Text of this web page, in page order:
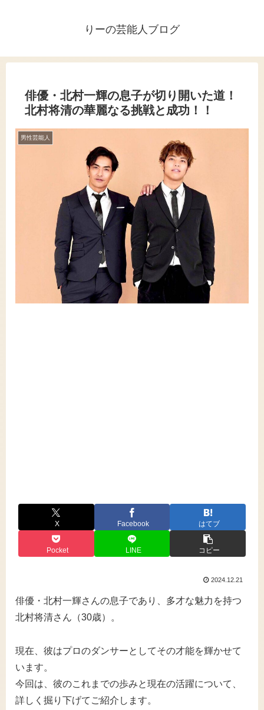
りーの芸能人ブログ
俳優・北村一輝の息子が切り開いた道！
北村将清の華麗なる挑戦と成功！！
男性芸能人
X Facebook はてブ
Pocket LINE コピー
2024.12.21
俳優・北村一輝さんの息子であり、多才な魅力を持つ
北村将清さん（30歳）。
現在、彼はプロのダンサーとしてその才能を輝かせて
います。
今回は、彼のこれまでの歩みと現在の活躍について、
詳しく掘り下げてご紹介します。